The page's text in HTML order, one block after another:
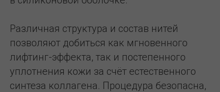
Различная структура и состав нитей
позволяют добиться как мгновенного
лифтинг-эффекта, так и постепенного
уплотнения кожи за счёт естественного
синтеза коллагена. Процедура безопасна,